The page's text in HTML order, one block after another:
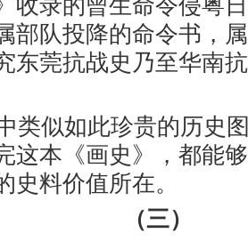
收录的曾生命令侵粤
部队投降的命令书，
东莞抗战史乃至华南
类似如此珍贵的历史
这本《画史》，都能
史料价值所在。
（三）